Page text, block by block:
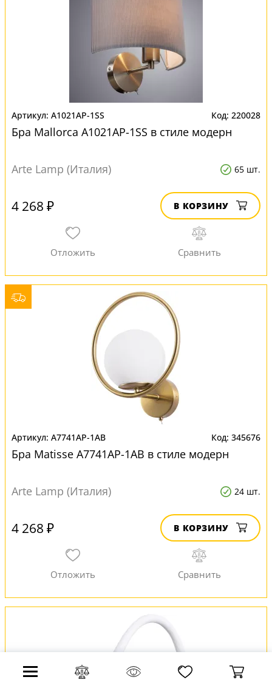
A1021AP-1SS 220028
Бра Mallorca A1021AP-1SS в стиле модерн
Arte Lamp (Италия) 65 шт.
4 268 ₽ В КОРЗИНУ
A7741AP-1AB 345676
Бра Matisse A7741AP-1AB в стиле модерн
Arte Lamp (Италия) 24 шт.
4 268 ₽ В КОРЗИНУ